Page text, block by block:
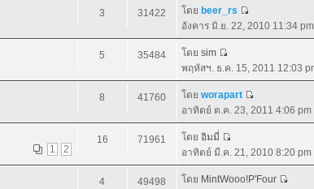
3 31422 โดย beer_rs
อังคาร มิ.ย. 22, 2010 11:34 pm
5 35484 โดย sim
พฤหัสฯ. ธ.ค. 15, 2011 12:03
8 41760 โดย worapart
อาทิตย์ ต.ค. 23, 2011 4:06 pm
1
2
16 71961 โดย อิมมี่
อาทิตย์ มี.ค. 21, 2010 8:20 pm
4 49498 โดย MintWooo!P'Four